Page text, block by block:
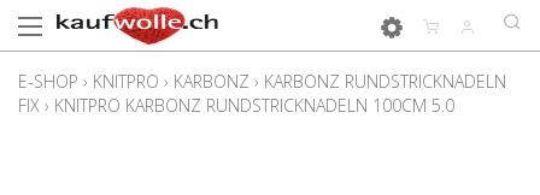
E-SHOP › KNITPRO › KARBONZ › KARBONZ RUNDSTRICKNADELN
FIX › KNITPRO KARBONZ RUNDSTRICKNADELN 100CM 5.0